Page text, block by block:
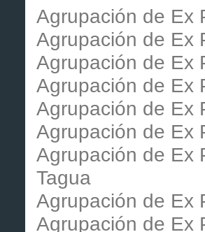
Agrupación de Ex
Agrupación de Ex
Agrupación de Ex
Agrupación de Ex
Agrupación de Ex
Agrupación de Ex
Agrupación de Ex
Tagua
Agrupación de Ex
Agrupación de Ex